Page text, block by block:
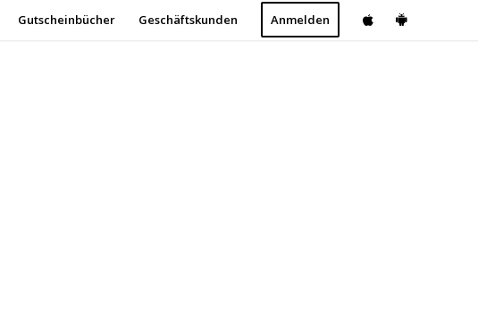
Gutscheinbücher Geschäftskunden Anmelden  